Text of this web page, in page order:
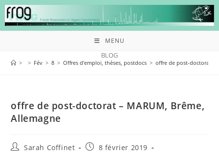
MENU
BLOG
> > Fév > 8 > Offres d'emploi, thèses, postdocs > offre de post-doctorat –
offre de post-doctorat – MARUM, Brême,
Allemagne
Sarah Coffinet
8 février 2019